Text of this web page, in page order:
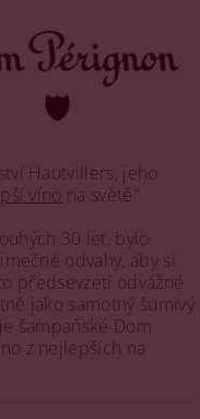
Hautvillers, jeho
víno na světě".
30 let, bylo
odvahy, aby si
předsevzetí odvážné
jako samotný šumivý
šampaňské Dom
z nejlepších na